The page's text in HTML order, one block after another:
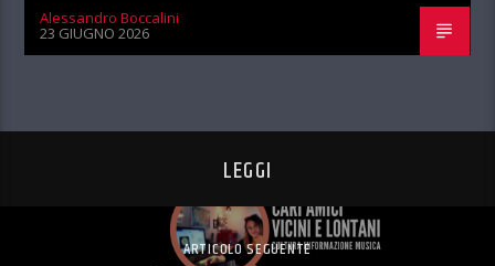
Alessandro Boccalini
23 GIUGNO 2026
LEGGI
ARTICOLO SEGUENTE